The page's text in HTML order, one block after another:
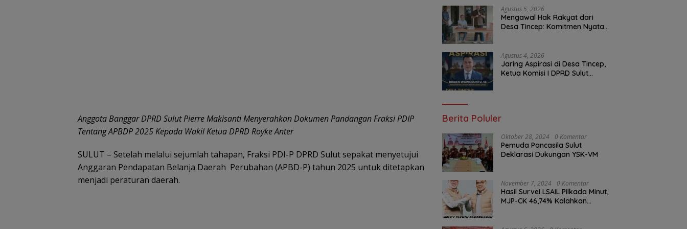
Anggota Banggar DPRD Sulut Pierre Makisanti Menyerahkan Dokumen Pandangan Fraksi PDIP
Tentang APBDP 2025 Kepada Wakil Ketua DPRD Royke Anter
SULUT – Setelah melalui sejumlah tahapan, Fraksi PDI-P DPRD Sulut sepakat menyetujui
Anggaran Pendapatan Belanja Daerah Perubahan (APBD-P) tahun 2025 untuk ditetapkan
menjadi peraturan daerah.
Malam Ini
Agustus 5, 2026
Mengawal Hak Rakyat dari
Desa Tincep: Komitmen Nyata
Depan Aspirasi Warga
Agustus 4, 2026
Jaring Aspirasi di Desa Tincep,
Ketua Komisi I DPRD Sulut
Berita Poluler
Oktober 28, 2024 0 Komentar
Pemuda Pancasila Sulut
Deklarasi Dukungan YSK-VM
November 7, 2024 0 Komentar
Hasil Survei LSAIL Pilkada Minut,
MJP-CK 46,74% Kalahkan